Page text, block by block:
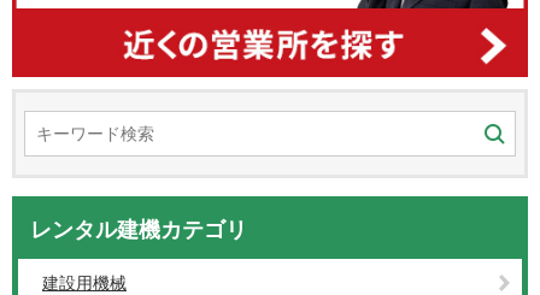
レンタル建機カテゴリ
建設用機械